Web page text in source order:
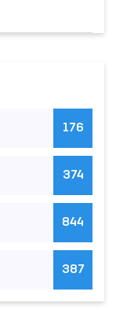
176
374
844
387